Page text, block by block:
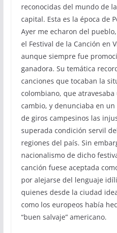
reconocidas del mundo de
capital. Esta es la época de
Ayer me echaron del
el Festival de la Canción en
aunque siempre fue
ganadora. Su temática
canciones que tocaban la
colombiano, que
cambio, y denunciaba en
de giros campesinos las
superada condición servil
regiones del país. Sin
nacionalismo de dicho
canción fuese aceptada
por alejarse del lenguaje
quienes desde la ciudad
como los europeos había
“buen salvaje” americano.